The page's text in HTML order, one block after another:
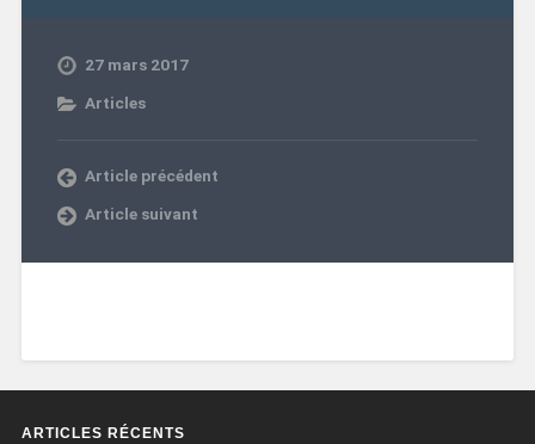
27 mars 2017
Articles
Article précédent
Article suivant
ARTICLES RÉCENTS